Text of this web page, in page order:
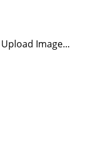
Upload Image...